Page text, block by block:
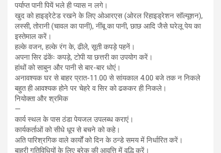
पर्याप्त पानी पियें भले ही प्यास न लगे।
खुद को हाइड्रेटेड रखने के लिए ओआरएस (ओरल रिहाइड्रेशन सॉल्यूशन),
लस्सी, तोरानी (चावल का पानी), नींबू का पानी, छाछ आदि जैसे घरेलू पेय का
इस्तेमाल करें।
हल्के वजन, हल्के रंग के, ढीले, सूती कपड़े पहनें।
अपना सिर ढंकेंः कपड़े, टोपी या छत्तरी का उपयोग करें।
हांथों को साबुन और पानी से बार-बार धोएं।
अनावश्यक घर से बाहर प्रात-11.00 से सांयकाल 4.00 बजे तक न निकले
बहुत ही आवश्यक होने पर चेहरे व सिर को ढककर ही निकले।
नियोक्ता और श्रमिक
—
कार्य स्थल के पास ठंडा पेयजल उपलब्ध कराएं।
कार्यकर्ताओं को सीधे धूप से बचने को कहे।
अति पारिश्रगिक वाले कार्यों को दिन के ठन्डे समय में निर्धारित करें।
बाहरी गतिविधियों के लिए ब्रेक की आवृत्ति में वृद्धि करें।